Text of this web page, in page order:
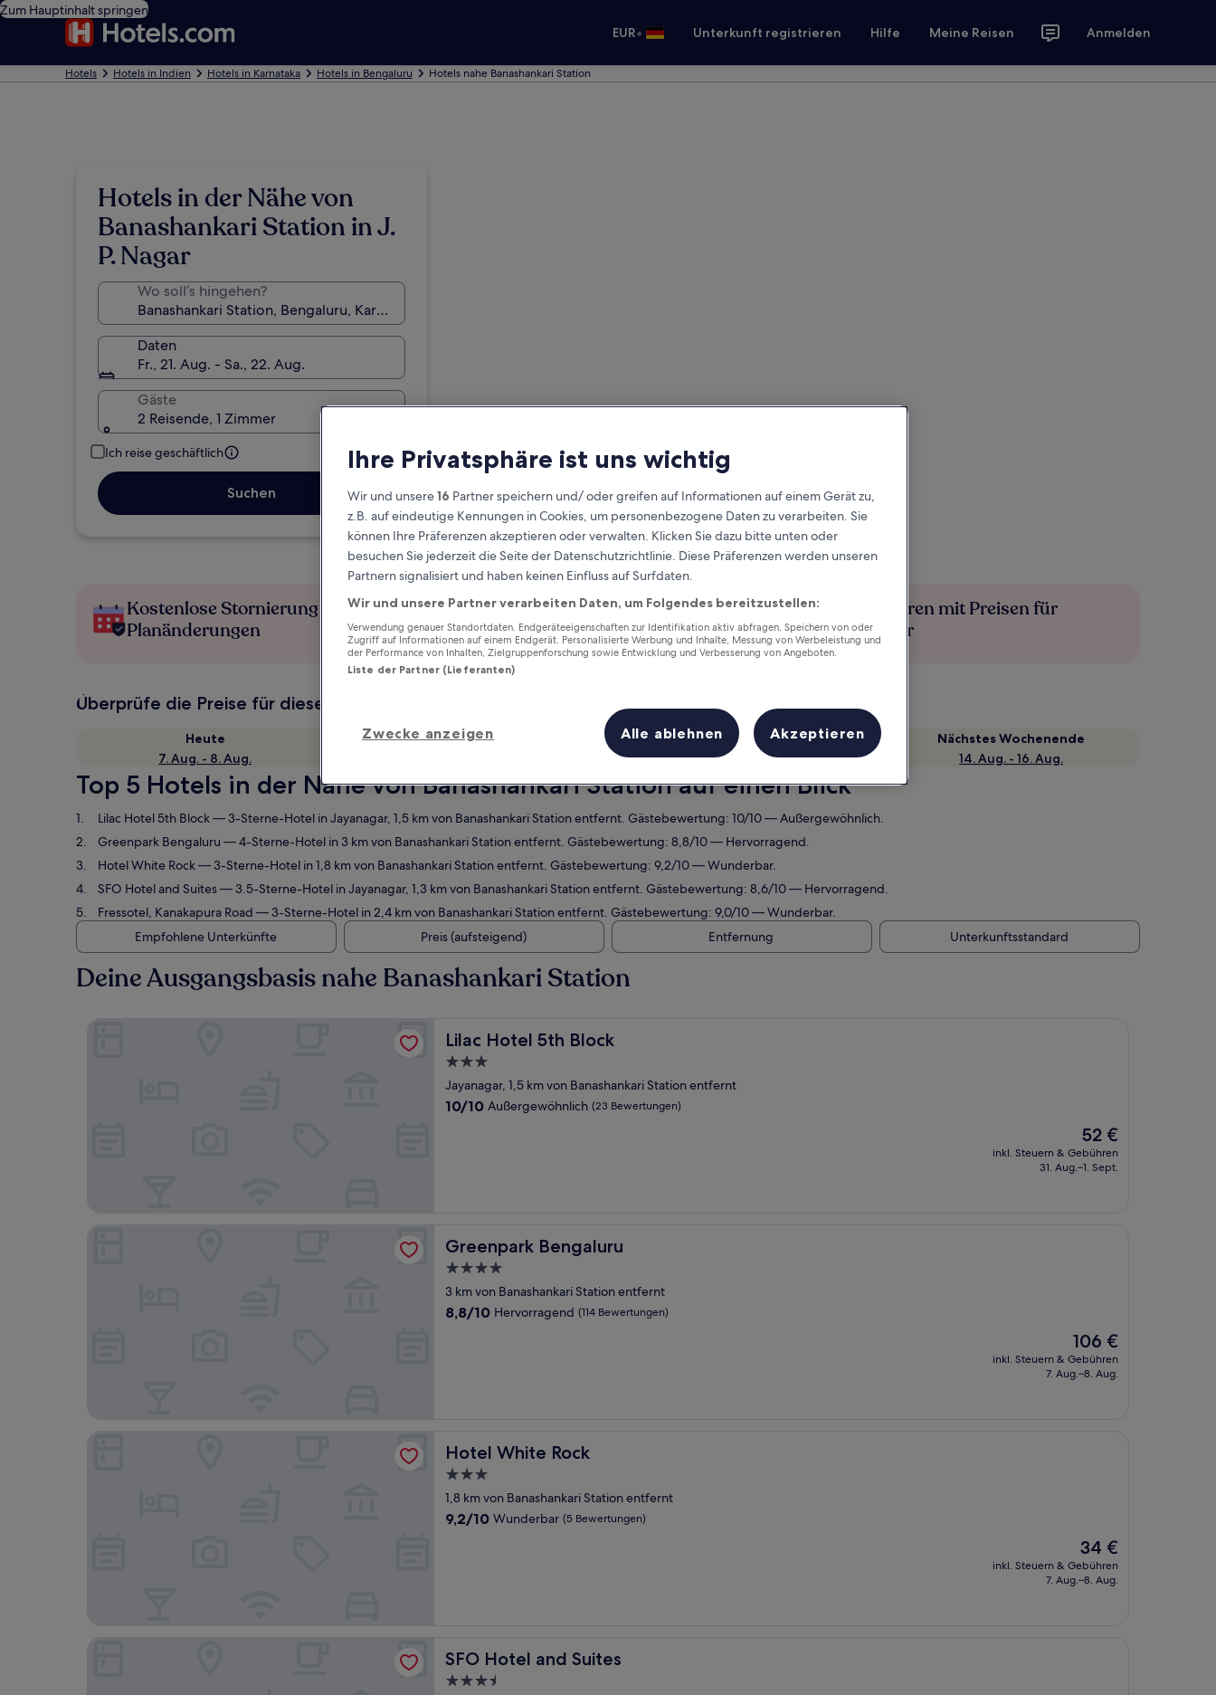
Zum Hauptinhalt springen
EUR• Unterkunft registrieren Hilfe Meine Reisen Anmelden
Hotels Hotels in Indien Hotels in Karnataka Hotels in Bengaluru Hotels nahe Banashankari Station
Hotels in der Nähe von
Banashankari Station in J.
P. Nagar
Wo soll’s hingehen?
Daten
Fr., 21. Aug. - Sa., 22. Aug.
Gäste
2 Reisende, 1 Zimmer
Ich reise geschäftlich
Suchen
Kostenlose Stornierung bei
Planänderungen
Verdiene Prämien für jede
wahrgenommene Übernachtung
Mehr sparen mit Preisen für
Mitglieder
Überprüfe die Preise für diese Daten
Heute
7. Aug. - 8. Aug.
Morgen
Dieses Wochenende
7. Aug. - 9. Aug.
Nächstes Wochenende
14. Aug. - 16. Aug.
Top 5 Hotels in der Nähe von Banashankari Station auf einen Blick
Lilac Hotel 5th Block— 3-Sterne-Hotel in Jayanagar, 1,5 km von Banashankari Station entfernt. Gästebewertung: 10/10 — Außergewöhnlich.
Greenpark Bengaluru — 4-Sterne-Hotel in 3 km von Banashankari Station entfernt. Gästebewertung: 8,8/10 — Hervorragend.
Hotel White Rock— 3-Sterne-Hotel in 1,8 km von Banashankari Station entfernt. Gästebewertung: 9,2/10 — Wunderbar.
SFO Hotel and Suites— 3.5-Sterne-Hotel in Jayanagar, 1,3 km von Banashankari Station entfernt. Gästebewertung: 8,6/10 — Hervorragend.
Fressotel, Kanakapura Road — 3-Sterne-Hotel in 2,4 km von Banashankari Station entfernt. Gästebewertung: 9,0/10 — Wunderbar.
Empfohlene Unterkünfte
Preis (aufsteigend) Entfernung Unterkunftsstandard
Deine Ausgangsbasis nahe Banashankari Station
Lilac Hotel 5th Block
Lilac Hotel 5th Block
3.0-
Sterne-
Unterkunft
Jayanagar, 1,5 km von Banashankari Station entfernt
10.0
10/10 Außergewöhnlich (23 Bewertungen)
Der
Preis
beträgt
52 €
inkl. Steuern & Gebühren
31. Aug.–1. Sept.
Greenpark Bengaluru
Greenpark Bengaluru
4.0-
Sterne-
Unterkunft
3 km von Banashankari Station entfernt
8.8
8,8/10 Hervorragend (114 Bewertungen)
Der
Preis
beträgt
106 €
inkl. Steuern & Gebühren
7. Aug.–8. Aug.
Hotel White Rock
Hotel White Rock
3.0-
Sterne-
Unterkunft
1,8 km von Banashankari Station entfernt
9.2
9,2/10 Wunderbar (5 Bewertungen)
Der
Preis
beträgt
34 €
inkl. Steuern & Gebühren
7. Aug.–8. Aug.
SFO Hotel and Suites
SFO Hotel and Suites
3.5-
Ihre Privatsphäre ist uns wichtig
Wir und unsere16 Partner speichern und/ oder greifen auf Informationen auf einem Gerät zu,
z.B. auf eindeutige Kennungen in Cookies, um personenbezogene Daten zu verarbeiten. Sie
können Ihre Präferenzen akzeptieren oder verwalten. Klicken Sie dazu bitte unten oder
besuchen Sie jederzeit die Seite der Datenschutzrichtlinie. Diese Präferenzen werden unseren
Partnern signalisiert und haben keinen Einfluss auf Surfdaten.
Wir und unsere Partner verarbeiten Daten, um Folgendes bereitzustellen:
Verwendung genauer Standortdaten. Endgeräteeigenschaften zur Identifikation aktiv abfragen. Speichern von oder
Zugriff auf Informationen auf einem Endgerät. Personalisierte Werbung und Inhalte, Messung von Werbeleistung und
der Performance von Inhalten, Zielgruppenforschung sowie Entwicklung und Verbesserung von Angeboten.
Liste der Partner (Lieferanten)
Zwecke anzeigen Alle ablehnen Akzeptieren